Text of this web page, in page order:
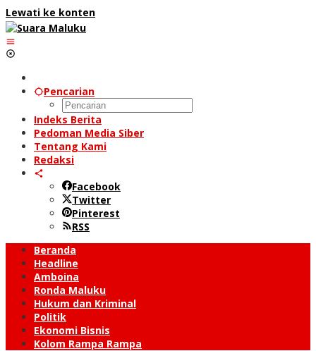
Lewati ke konten
Pencarian
Indeks Berita
Pedoman Media Siber
Tentang Kami
Redaksi
Facebook
Twitter
Pinterest
RSS
Beranda
Headline
Amboina
Ronda Maluku
Hukum dan Kriminal
Politik
Ekonomi Bisnis
Kolom Rampa Rampa